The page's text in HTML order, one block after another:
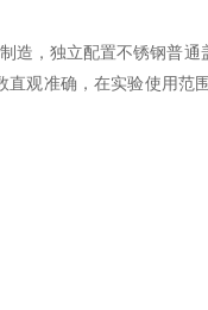
造，独立配置不锈钢普通
观准确，在实验使用范